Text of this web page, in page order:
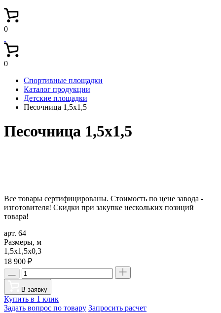
0
0
Спортивные площадки
Каталог продукции
Детские площадки
Песочница 1,5х1,5
Песочница 1,5х1,5
Все товары сертифицированы. Стоимость по цене завода -
изготовителя! Скидки при закупке нескольких позиций
товара!
арт. 64
Размеры, м
1,5х1,5х0,3
18 900 ₽
В заявку
Купить в 1 клик
Задать вопрос по товару Запросить расчет